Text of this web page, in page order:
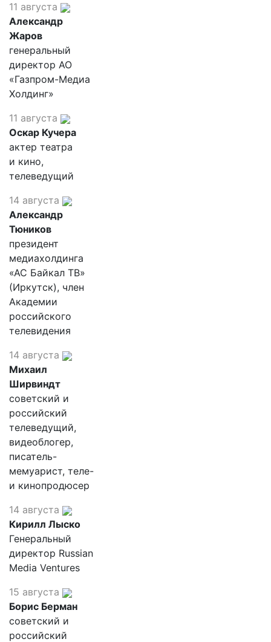
11 августа
Александр
Жаров
генеральный
директор АО
«Газпром-Медиа
Холдинг»
11 августа
Оскар Кучера
актер театра
и кино,
телеведущий
14 августа
Александр
Тюников
президент
медиахолдинга
«АС Байкал ТВ»
(Иркутск), член
Академии
российского
телевидения
14 августа
Михаил
Ширвиндт
советский и
российский
телеведущий,
видеоблогер,
писатель-
мемуарист, теле-
и кинопродюсер
14 августа
Кирилл Лыско
Генеральный
директор Russian
Media Ventures
15 августа
Борис Берман
советский и
российский